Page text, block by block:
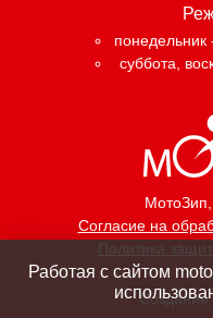
МотоЗип
Согласие на
Политика
суббота,
Создание
Работая с сайтом